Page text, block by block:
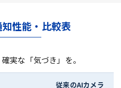
性能・比較表
実な「気づき」を。
従来のAIカメラ